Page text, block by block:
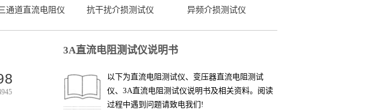
通道直流电阻仪 抗干扰介损测试仪 异频介损测试仪
3A直流电阻测试仪说明书
以下为直流电阻测试仪、变压器直流电阻测试
仪、3A直流电阻测试仪说明书及相关资料。阅读
过程中遇到问题请致电我们!